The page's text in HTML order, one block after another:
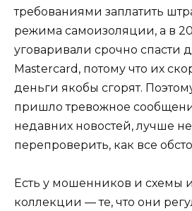
требованиями заплатить
режима самоизоляции, а в
уговаривали срочно спасти
Mastercard, потому что их
деньги якобы сгорят.
пришло тревожное
недавних новостей, лучше
перепроверить, как все
Есть у мошенников и схемы
коллекции — те, что они